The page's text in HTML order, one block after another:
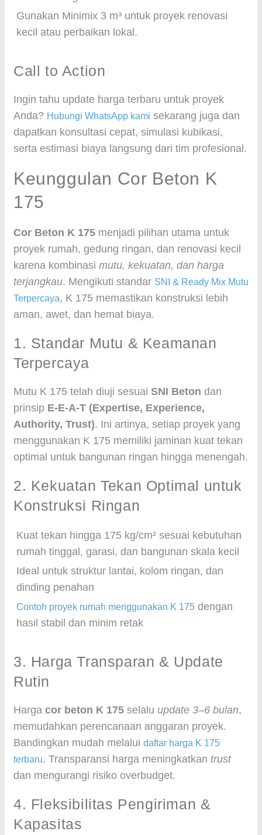
Gunakan Minimix 3 m³ untuk proyek renovasi
kecil atau perbaikan lokal.
Call to Action
Ingin tahu update harga terbaru untuk proyek
Anda? Hubungi WhatsApp kami sekarang juga dan
dapatkan konsultasi cepat, simulasi kubikasi,
serta estimasi biaya langsung dari tim profesional.
Keunggulan Cor Beton K
175
Cor Beton K 175 menjadi pilihan utama untuk
proyek rumah, gedung ringan, dan renovasi kecil
karena kombinasi mutu, kekuatan, dan harga
terjangkau. Mengikuti standar SNI & Ready Mix Mutu
Terpercaya, K 175 memastikan konstruksi lebih
aman, awet, dan hemat biaya.
1. Standar Mutu & Keamanan
Terpercaya
Mutu K 175 telah diuji sesuai SNI Beton dan
prinsip E-E-A-T (Expertise, Experience,
Authority, Trust). Ini artinya, setiap proyek yang
menggunakan K 175 memiliki jaminan kuat tekan
optimal untuk bangunan ringan hingga menengah.
2. Kekuatan Tekan Optimal untuk
Konstruksi Ringan
Kuat tekan hingga 175 kg/cm² sesuai kebutuhan
rumah tinggal, garasi, dan bangunan skala kecil
Ideal untuk struktur lantai, kolom ringan, dan
dinding penahan
Contoh proyek rumah menggunakan K 175 dengan
hasil stabil dan minim retak
3. Harga Transparan & Update
Rutin
Harga cor beton K 175 selalu update 3–6 bulan,
memudahkan perencanaan anggaran proyek.
Bandingkan mudah melalui daftar harga K 175
terbaru. Transparansi harga meningkatkan trust
dan mengurangi risiko overbudget.
4. Fleksibilitas Pengiriman &
Kapasitas